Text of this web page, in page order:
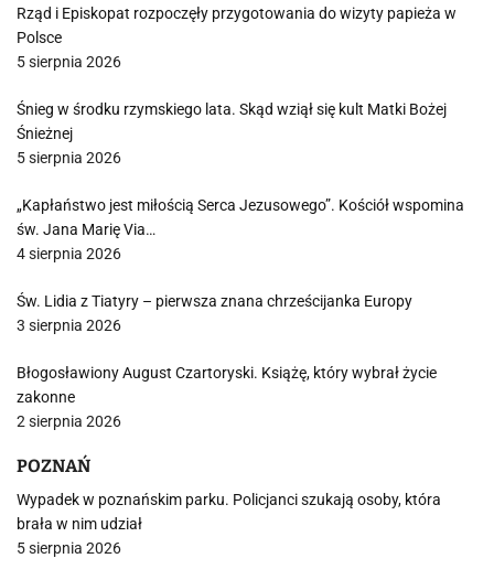
Rząd i Episkopat rozpoczęły przygotowania do wizyty papieża w
Polsce
5 sierpnia 2026
Śnieg w środku rzymskiego lata. Skąd wziął się kult Matki Bożej
Śnieżnej
5 sierpnia 2026
„Kapłaństwo jest miłością Serca Jezusowego”. Kościół wspomina
św. Jana Marię Via…
4 sierpnia 2026
Św. Lidia z Tiatyry – pierwsza znana chrześcijanka Europy
3 sierpnia 2026
Błogosławiony August Czartoryski. Książę, który wybrał życie
zakonne
2 sierpnia 2026
POZNAŃ
Wypadek w poznańskim parku. Policjanci szukają osoby, która
brała w nim udział
5 sierpnia 2026